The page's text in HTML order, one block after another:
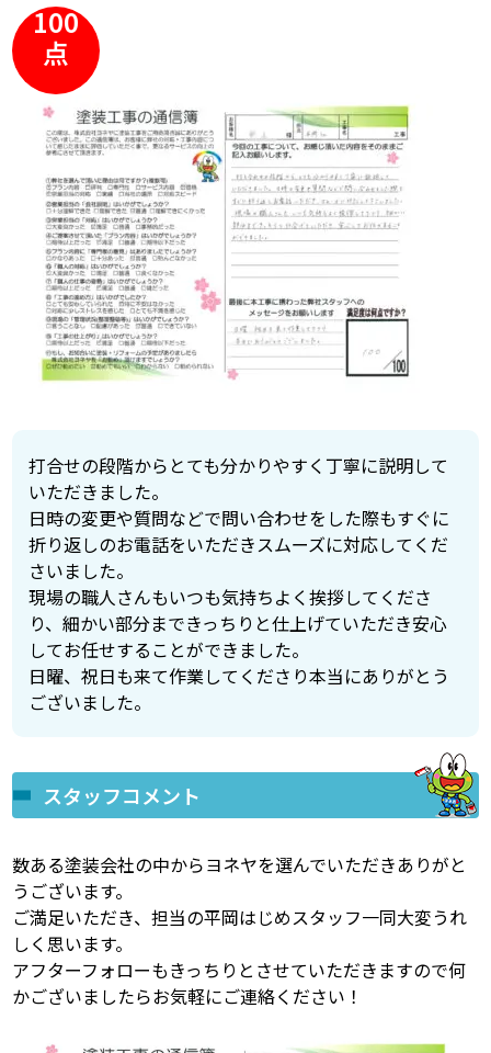
100
点
打合せの段階からとても分かりやすく丁寧に説明して
いただきました。
日時の変更や質問などで問い合わせをした際もすぐに
折り返しのお電話をいただきスムーズに対応してくだ
さいました。
現場の職人さんもいつも気持ちよく挨拶してくださ
り、細かい部分まできっちりと仕上げていただき安心
してお任せすることができました。
日曜、祝日も来て作業してくださり本当にありがとう
ございました。
スタッフコメント
数ある塗装会社の中からヨネヤを選んでいただきありがと
うございます。
ご満足いただき、担当の平岡はじめスタッフ一同大変うれ
しく思います。
アフターフォローもきっちりとさせていただきますので何
かございましたらお気軽にご連絡ください！